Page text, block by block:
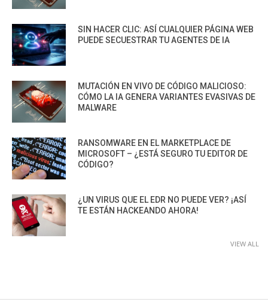
SIN HACER CLIC: ASÍ CUALQUIER PÁGINA WEB
PUEDE SECUESTRAR TU AGENTES DE IA
MUTACIÓN EN VIVO DE CÓDIGO MALICIOSO:
CÓMO LA IA GENERA VARIANTES EVASIVAS DE
MALWARE
RANSOMWARE EN EL MARKETPLACE DE
MICROSOFT – ¿ESTÁ SEGURO TU EDITOR DE
CÓDIGO?
¿UN VIRUS QUE EL EDR NO PUEDE VER? ¡ASÍ
TE ESTÁN HACKEANDO AHORA!
VIEW ALL